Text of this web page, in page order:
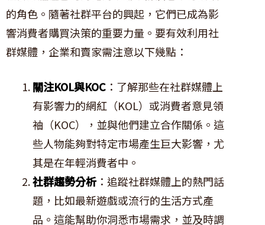
的角色。隨著社群平台的興起，它們已成為影
響消費者購買決策的重要力量。要有效利用社
群媒體，企業和賣家需注意以下幾點：
關注KOL與KOC ：了解那些在社群媒體上
有影響力的網紅（KOL）或消費者意見領
袖（KOC），並與他們建立合作關係。這
些人物能夠對特定市場產生巨大影響，尤
其是在年輕消費者中。
社群趨勢分析：追蹤社群媒體上的熱門話
題，比如最新遊戲或流行的生活方式產
品。這能幫助你洞悉市場需求，並及時調